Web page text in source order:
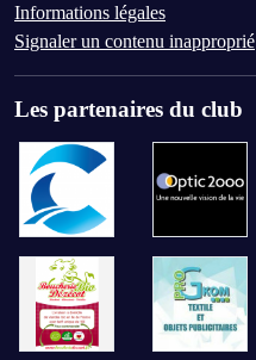
Informations légales
Signaler un contenu inapproprié
Les partenaires du club